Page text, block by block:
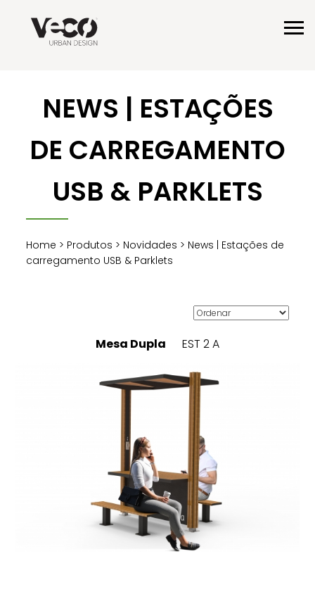
NEWS | ESTAÇÕES
DE CARREGAMENTO
USB & PARKLETS
Home > Produtos > Novidades > News | Estações de
carregamento USB & Parklets
Mesa Dupla EST 2 A